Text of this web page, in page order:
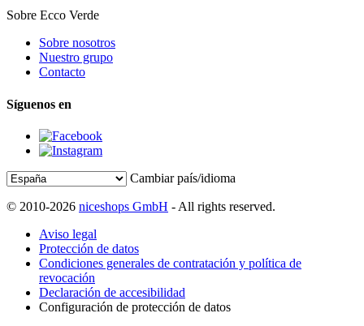
Sobre Ecco Verde
Sobre nosotros
Nuestro grupo
Contacto
Síguenos en
Cambiar país/idioma
© 2010-2026 niceshops GmbH - All rights reserved.
Aviso legal
Protección de datos
Condiciones generales de contratación y política de
revocación
Declaración de accesibilidad
Configuración de protección de datos